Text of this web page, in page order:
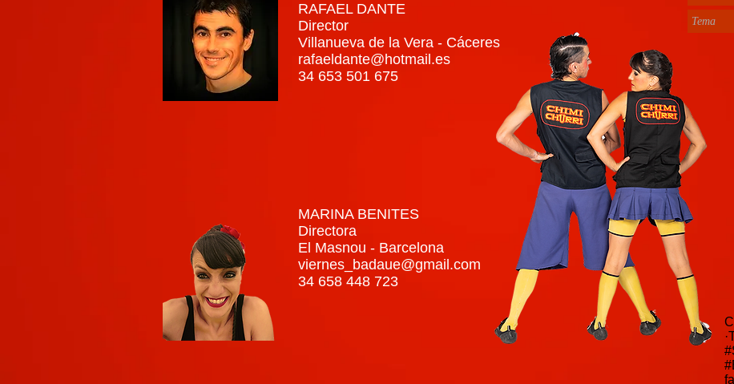
RAFAEL DANTE
Director
Villanueva de la Vera - Cáceres
rafaeldante@hotmail.es
34 653 501 675
MARINA BENITES
Directora
El Masnou - Barcelona
viernes_badaue@gmail.com
34 658 448 723